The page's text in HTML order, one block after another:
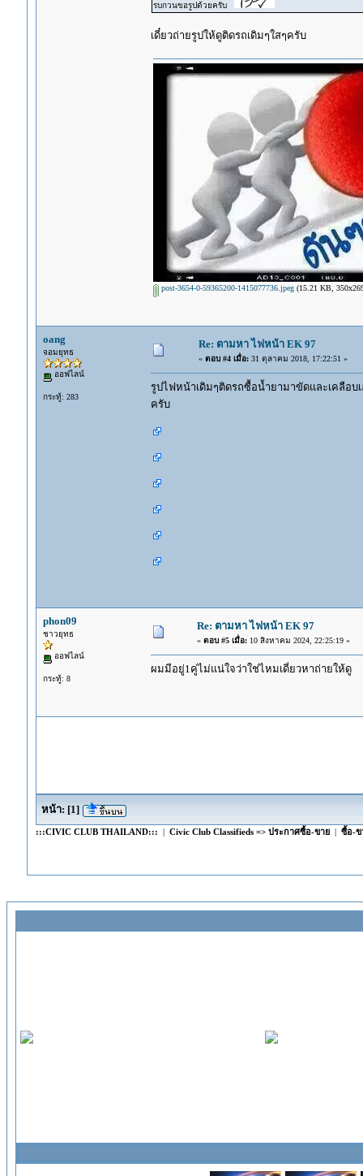
รบกวนขอรูปด้วยครับ
เดี๋ยวถ่ายรูปให้ดูติดรถเดิมๆใสๆครับ
post-3654-0-59365200-1415077736.jpeg(15.21 KB,
oang
จอมยุทธ
ออฟไลน์
กระทู้: 283
Re: ตามหา ไฟหน้า EK 97
« ตอบ #4 เมื่อ:31 ตุลาคม 2018, 17:22:51 »
รูปไฟหน้าเดิมๆติดรถซื้อน้ำยามาขัดและเคลือบ
ครับ
phon09
ชาวยุทธ
ออฟไลน์
กระทู้: 8
Re: ตามหา ไฟหน้า EK 97
« ตอบ #5 เมื่อ:10 สิงหาคม 2024, 22:25:19 »
ผมมีอยู่1คู่ไม่แน่ใจว่าใช่ไหมเดี่ยวหาถ่ายให้ดู
หน้า: [1]
:::CIVIC CLUB THAILAND::: | Civic Club Classifieds => ประกาศซื้อ-ขาย| ซื้อ-ข